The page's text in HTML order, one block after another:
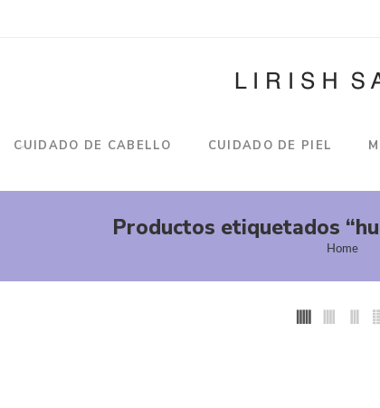
CUIDADO DE CABELLO CUIDADO DE PIEL
Productos etiquetados
Home